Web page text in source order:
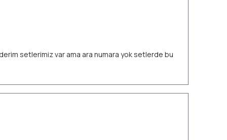
setlerimiz var ama ara numara yok setlerde bu